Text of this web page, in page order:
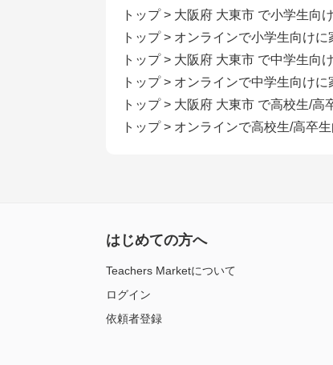
トップ> 大阪府 大東市 で小学生向
トップ> オンラインで小学生向けに
トップ> 大阪府 大東市 で中学生向
トップ> オンラインで中学生向けに
トップ> 大阪府 大東市 で高校生/高
トップ> オンラインで高校生/高卒
はじめての方へ
Teachers Marketについて
ログイン
依頼者登録